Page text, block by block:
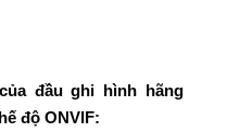
đầu ghi hình hãng
độ ONVIF: